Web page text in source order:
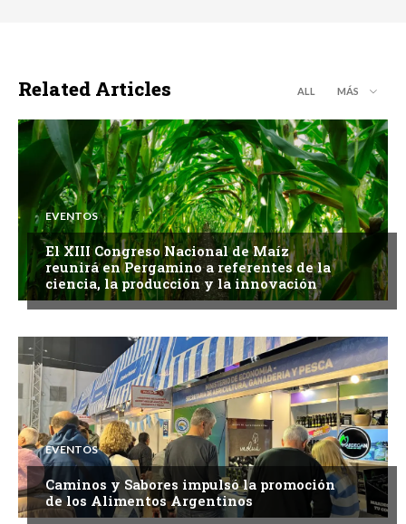
Related Articles ALL MÁS
EVENTOS
El XIII Congreso Nacional de Maíz
reunirá en Pergamino a referentes de la
ciencia, la producción y la innovación
EVENTOS
Caminos y Sabores impulsó la promoción
de los Alimentos Argentinos